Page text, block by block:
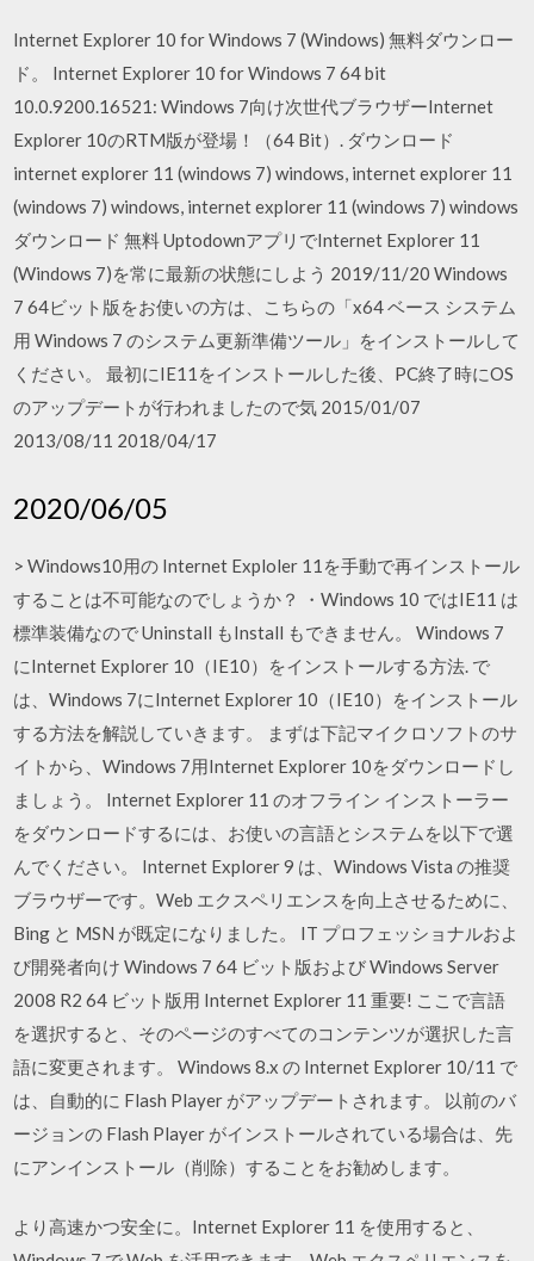
Internet Explorer 10 for Windows 7 (Windows) 無料ダウンロー
ド。 Internet Explorer 10 for Windows 7 64 bit
10.0.9200.16521: Windows 7向け次世代ブラウザーInternet
Explorer 10のRTM版が登場！（64 Bit）. ダウンロード
internet explorer 11 (windows 7) windows, internet explorer 11
(windows 7) windows, internet explorer 11 (windows 7) windows
ダウンロード 無料 UptodownアプリでInternet Explorer 11
(Windows 7)を常に最新の状態にしよう 2019/11/20 Windows
7 64ビット版をお使いの方は、こちらの「x64 ベース システム
用 Windows 7 のシステム更新準備ツール」をインストールして
ください。 最初にIE11をインストールした後、PC終了時にOS
のアップデートが行われましたので気 2015/01/07
2013/08/11 2018/04/17
2020/06/05
> Windows10用の Internet Exploler 11を手動で再インストール
することは不可能なのでしょうか？ ・Windows 10 ではIE11 は
標準装備なので Uninstall もInstall もできません。 Windows 7
にInternet Explorer 10（IE10）をインストールする方法. で
は、Windows 7にInternet Explorer 10（IE10）をインストール
する方法を解説していきます。 まずは下記マイクロソフトのサ
イトから、Windows 7用Internet Explorer 10をダウンロードし
ましょう。 Internet Explorer 11 のオフライン インストーラー
をダウンロードするには、お使いの言語とシステムを以下で選
んでください。 Internet Explorer 9 は、Windows Vista の推奨
ブラウザーです。Web エクスペリエンスを向上させるために、
Bing と MSN が既定になりました。 IT プロフェッショナルおよ
び開発者向け Windows 7 64 ビット版および Windows Server
2008 R2 64 ビット版用 Internet Explorer 11 重要! ここで言語
を選択すると、そのページのすべてのコンテンツが選択した言
語に変更されます。 Windows 8.x の Internet Explorer 10/11 で
は、自動的に Flash Player がアップデートされます。 以前のバ
ージョンの Flash Player がインストールされている場合は、先
にアンインストール（削除）することをお勧めします。
より高速かつ安全に。Internet Explorer 11 を使用すると、